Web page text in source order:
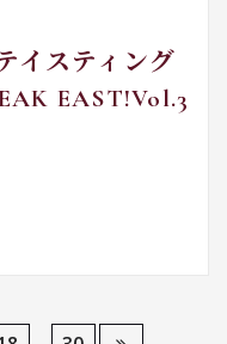
イスティング
EAST!Vol.3